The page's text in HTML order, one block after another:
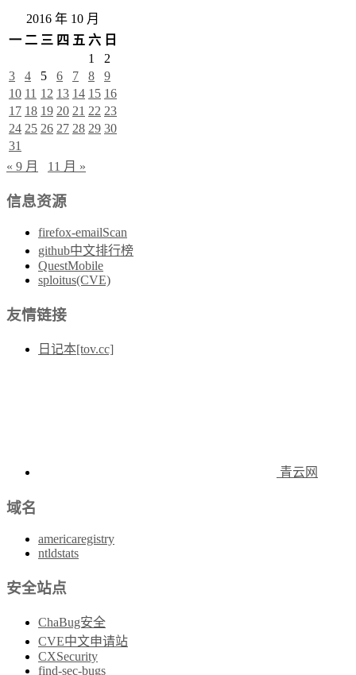
2016 年 10 月
一 二 三 四 五 六 日
1
2
3
4 5 6 7 8
9
10 11 12 13 14 15 16
17 18 19 20 21 22 23
24 25 26 27 28 29 30
31
« 9 月
11 月 »
信息资源
firefox-emailScan
github中文排行榜
QuestMobile
sploitus(CVE)
友情链接
日记本[tov.cc]
青云网
域名
americaregistry
ntldstats
安全站点
ChaBug安全
CVE中文申请站
CXSecurity
find-sec-bugs